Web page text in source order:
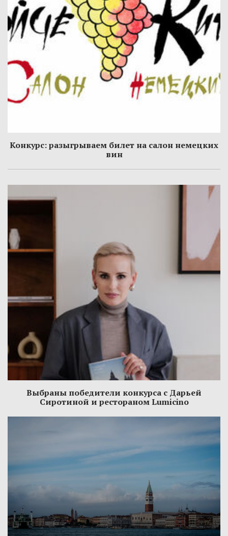
Конкурс: разыгрываем билет на салон немецких
вин
Выбраны победители конкурса с Дарьей
Сиротиной и рестораном Lumicino